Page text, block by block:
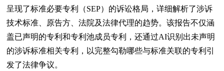
呈现了标准必要专利（SEP）的诉讼格局，详细解析了涉诉
技术标准、原告方、法院及法律代理的趋势。该报告不仅涵
盖已声明的专利和专利池成员专利，还通过AI识别出未声明
的涉诉标准相关专利，以完整勾勒哪些与标准关联的专利引
发了法律争议。